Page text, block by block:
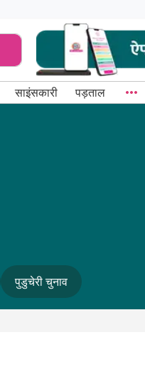
साइंसकारी पड़ताल
पुडुचेरी चुनाव